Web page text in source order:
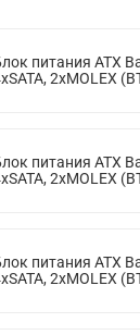
питания ATX
2xMOLEX
питания ATX
2xMOLEX
питания ATX
2xMOLEX